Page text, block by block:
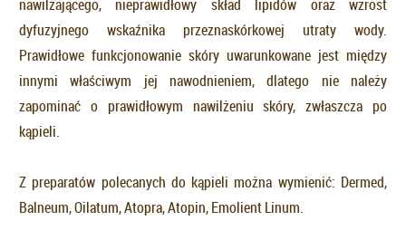
nawilżającego, nieprawidłowy skład lipidów oraz wzrost
dyfuzyjnego wskaźnika przeznaskórkowej utraty wody.
Prawidłowe funkcjonowanie skóry uwarunkowane jest między
innymi właściwym jej nawodnieniem, dlatego nie należy
zapominać o prawidłowym nawilżeniu skóry, zwłaszcza po
kąpieli.
Z preparatów polecanych do kąpieli można wymienić: Dermed,
Balneum, Oilatum, Atopra, Atopin, Emolient Linum.